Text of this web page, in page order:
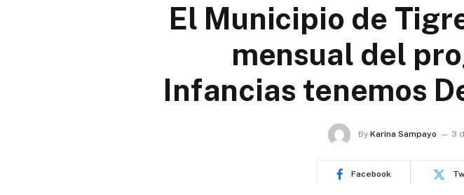
El Municipio de
mensual del
Infancias tenemos
By Karina Sampayo 3
Facebook